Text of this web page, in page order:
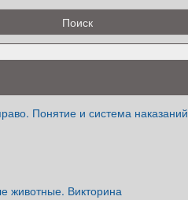
Понятие и система наказаний
животные. Викторина